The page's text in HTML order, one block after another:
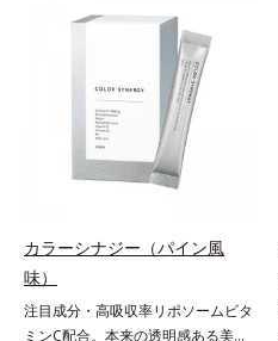
ケアのアプローチによって、肌本来
の輝きを生かして澄み渡る、輝き透
明肌を叶えます。L＝さっぱりタイ
プ（脂性肌～普通肌）M＝しっとり
タイプ（普通肌～乾性肌）*1 γ－グ
ルタミン酸ポリペプチド、２－メタ
クリロイルオキシエチルホスホリル
コリン・メタクリル酸ブチル共重合
ミ・ソバカスを防ぐ*3 日本化粧品
業界で初めてメラニンの第三のルー
トに着目し、日本放射線影響学会第
53回大会で2010年10月に初めて発
という「点」だけでなく、透明感の
なさなどの「面」での透明感を阻害
する原因を引き起こしていることが
わかりました。そこでオルビス ブ
ライト シリーズは「メラニンにじ
み」に着目して「高圧処理ビタミン
C(*7)」を採用。肌奥(*5)まで浸透
オルビス独自成分の「ブライトVC
コンプレックス(*8)」が、透明感を
阻害する原因(*9)にアプローチしま
す。さらに肌表面のなめらかさやみ
カラーシナジー（パイン風
味）
注目成分・高吸収率リポソームビタ
ミンC配合。本来の透明感ある美し